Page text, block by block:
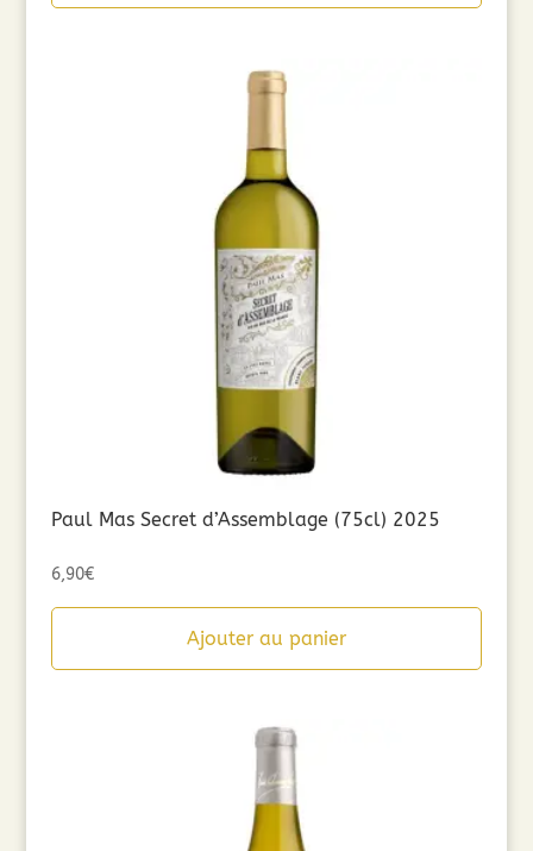
Paul Mas Secret d’Assemblage (75cl) 2025
6,90€
Ajouter au panier